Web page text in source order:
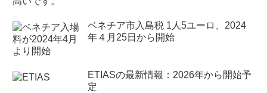
ベネチア市入島税 1人5ユーロ、2024
年４月25日から開始
ETIASの最新情報：2026年から開始予
定